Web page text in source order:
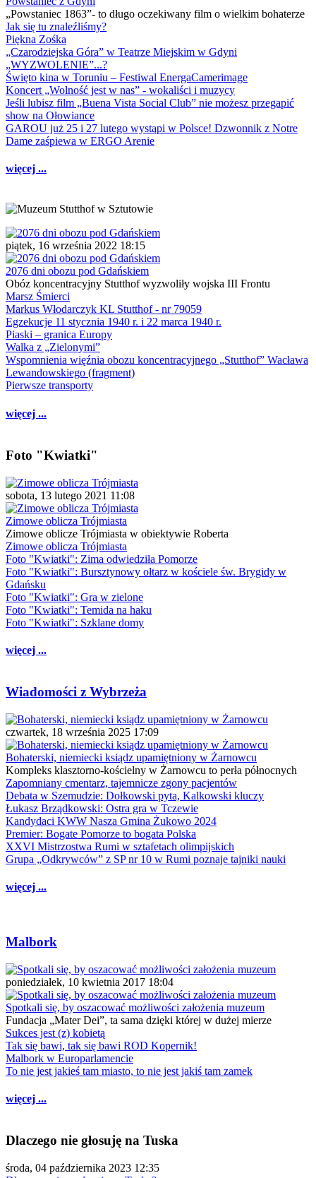
„Powstaniec 1863”- to długo oczekiwany film o wielkim bohaterze
Jak się tu znaleźliśmy?
Piękna Zośka
„Czarodziejska Góra” w Teatrze Miejskim w Gdyni
„WYZWOLENIE”...?
Święto kina w Toruniu – Festiwal EnergaCamerimage
Koncert „Wolność jest w nas” - wokaliści i muzycy
Jeśli lubisz film „Buena Vista Social Club” nie możesz przegapić
show na Ołowiance
GAROU już 25 i 27 lutego wystąpi w Polsce! Dzwonnik z Notre
Dame zaśpiewa w ERGO Arenie
więcej ...
piątek, 16 września 2022 18:15
2076 dni obozu pod Gdańskiem
Obóz koncentracyjny Stutthof wyzwoliły wojska III Frontu
Marsz Śmierci
Markus Włodarczyk KL Stutthof - nr 79059
Egzekucje 11 stycznia 1940 r. i 22 marca 1940 r.
Piaski – granica Europy
Walka z „Zielonymi”
Wspomnienia więźnia obozu koncentracyjnego „Stutthof” Wacława
Lewandowskiego (fragment)
Pierwsze transporty
więcej ...
Foto "Kwiatki"
sobota, 13 lutego 2021 11:08
Zimowe oblicza Trójmiasta
Zimowe oblicze Trójmiasta w obiektywie Roberta
Zimowe oblicza Trójmiasta
Foto "Kwiatki": Zima odwiedziła Pomorze
Foto "Kwiatki": Bursztynowy ołtarz w kościele św. Brygidy w
Gdańsku
Foto "Kwiatki": Gra w zielone
Foto "Kwiatki": Temida na haku
Foto "Kwiatki": Szklane domy
więcej ...
Wiadomości z Wybrzeża
czwartek, 18 września 2025 17:09
Bohaterski, niemiecki ksiądz upamiętniony w Żarnowcu
Kompleks klasztorno-kościelny w Żarnowcu to perła północnych
Zapomniany cmentarz, tajemnicze zgony pacjentów
Debata w Szemudzie: Dołkowski pyta, Kalkowski kluczy
Łukasz Brządkowski: Ostra gra w Tczewie
Kandydaci KWW Nasza Gmina Żukowo 2024
Premier: Bogate Pomorze to bogata Polska
XXVI Mistrzostwa Rumi w sztafetach olimpijskich
Grupa „Odkrywców” z SP nr 10 w Rumi poznaje tajniki nauki
więcej ...
Malbork
poniedziałek, 10 kwietnia 2017 18:04
Spotkali się, by oszacować możliwości założenia muzeum
Fundacja „Mater Dei”, ta sama dzięki której w dużej mierze
Sukces jest (z) kobietą
Tak się bawi, tak się bawi ROD Kopernik!
Malbork w Europarlamencie
To nie jest jakieś tam miasto, to nie jest jakiś tam zamek
więcej ...
Dlaczego nie głosuję na Tuska
środa, 04 października 2023 12:35